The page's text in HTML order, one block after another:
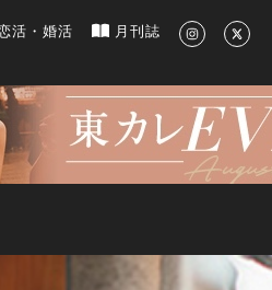
ルメ、洗練されたライフスタイル
活・婚活 月刊誌